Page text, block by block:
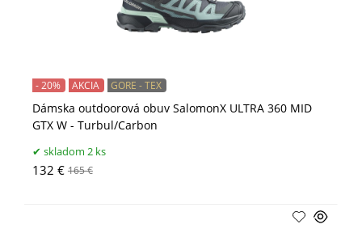
Dámska outdoorová obuv SalomonX ULTRA 360 MID
GTX W - Turbul/Carbon
- 20% AKCIA GORE - TEX
skladom 2 ks
132 € 165 €